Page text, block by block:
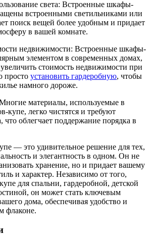
света: Встроенные шкафы-
встроенными светильниками или
поиск вещей более удобным и придает
в вашей комнате.
недвижимости: Встроенные шкафы-
элементом в современных домах,
стоимость недвижимости при
просто установить гардеробную, чтобы
намного дороже.
материалы, используемые в
купе, легко чистятся и требуют
что облегчает поддержание порядка в
— это удивительное решение для тех,
и элегантность в одном. Он не
хранение, но и придает вашему
и характер. Независимо от того,
для спальни, гардеробной, детской
он может стать ключевым
дома, обеспечивая удобство и
флаконе.